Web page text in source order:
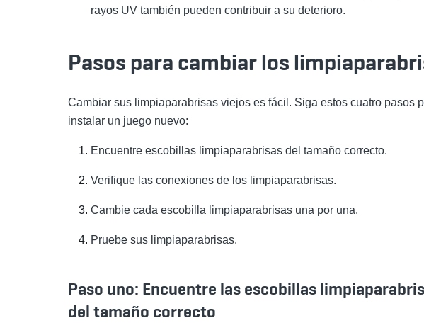
rayos UV también pueden contribuir a su deterioro.
Pasos para cambiar los
Cambiar sus limpiaparabrisas viejos es fácil. Siga estos cuatro pasos
instalar un juego nuevo:
Encuentre escobillas limpiaparabrisas del tamaño correcto.
Verifique las conexiones de los limpiaparabrisas.
Cambie cada escobilla limpiaparabrisas una por una.
Pruebe sus limpiaparabrisas.
Paso uno: Encuentre las escobillas
del tamaño correcto